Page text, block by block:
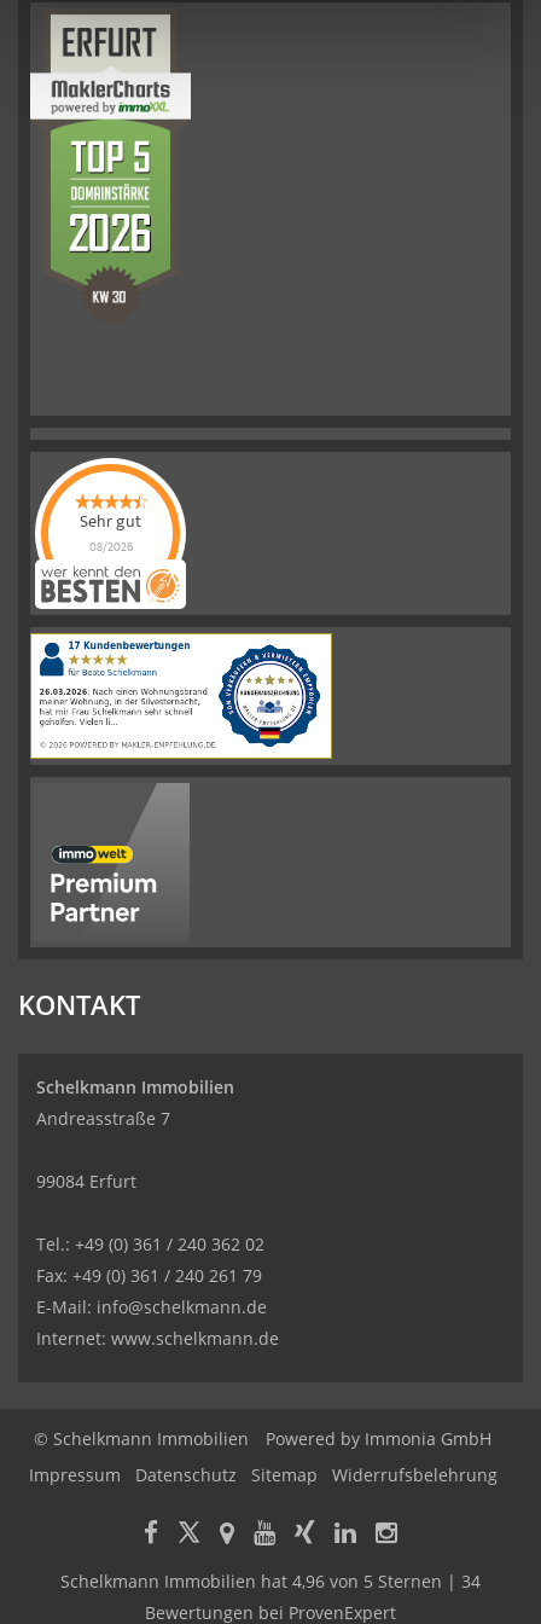
Sehr gut
08/2026
Schelkmann
Immobilienhat
|110Schelkmann
ImmobilienBewertungen
auf
werkenntdenBESTEN.de
KONTAKT
Schelkmann Immobilien
Andreasstraße 7
99084 Erfurt
Tel.: +49 (0) 361 / 240 362 02
Fax: +49 (0) 361 / 240 261 79
E-Mail: info@schelkmann.de
Internet: www.schelkmann.de
© Schelkmann Immobilien Powered by Immonia GmbH
Impressum
Datenschutz Sitemap Widerrufsbelehrung
Schelkmann Immobilien hat 4,96 von 5 Sternen | 34
Bewertungen bei ProvenExpert